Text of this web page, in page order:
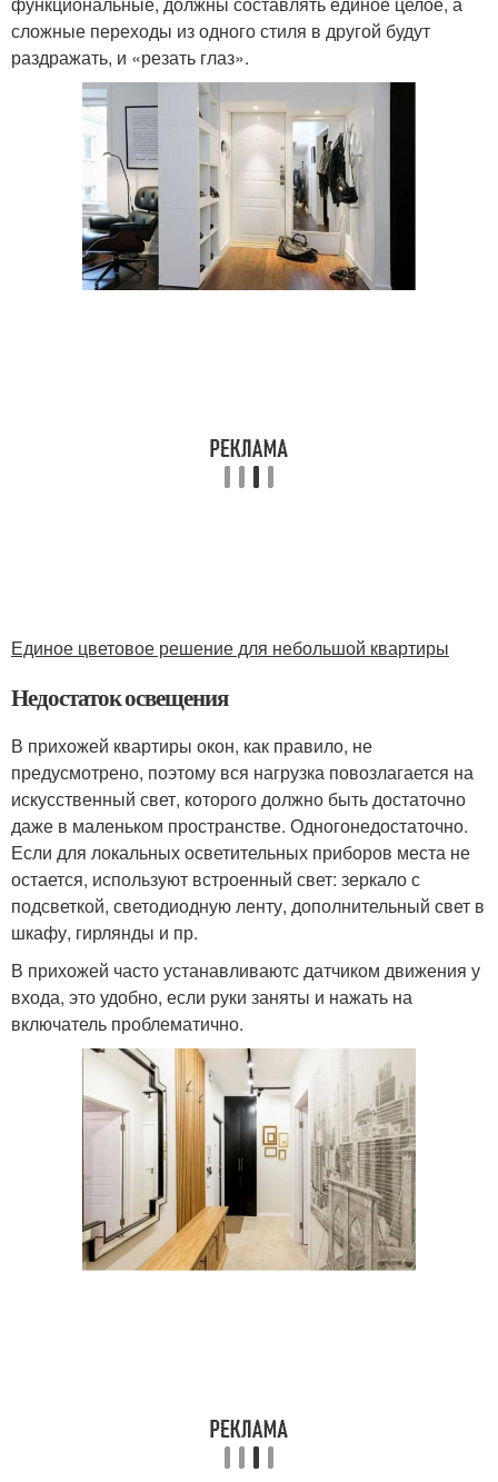
сложные переходы из одного стиля в другой будут
раздражать, и «резать глаз».
Единое цветовое решение для небольшой квартиры
Недостаток освещения
В прихожей квартиры окон, как правило, не
предусмотрено, поэтому вся нагрузка повозлагается на
искусственный свет, которого должно быть достаточно
даже в маленьком пространстве. Одногонедостаточно.
Если для локальных осветительных приборов места не
остается, используют встроенный свет: зеркало с
подсветкой, светодиодную ленту, дополнительный свет в
шкафу, гирлянды и пр.
В прихожей часто устанавливаютс датчиком движения у
входа, это удобно, если руки заняты и нажать на
включатель проблематично.